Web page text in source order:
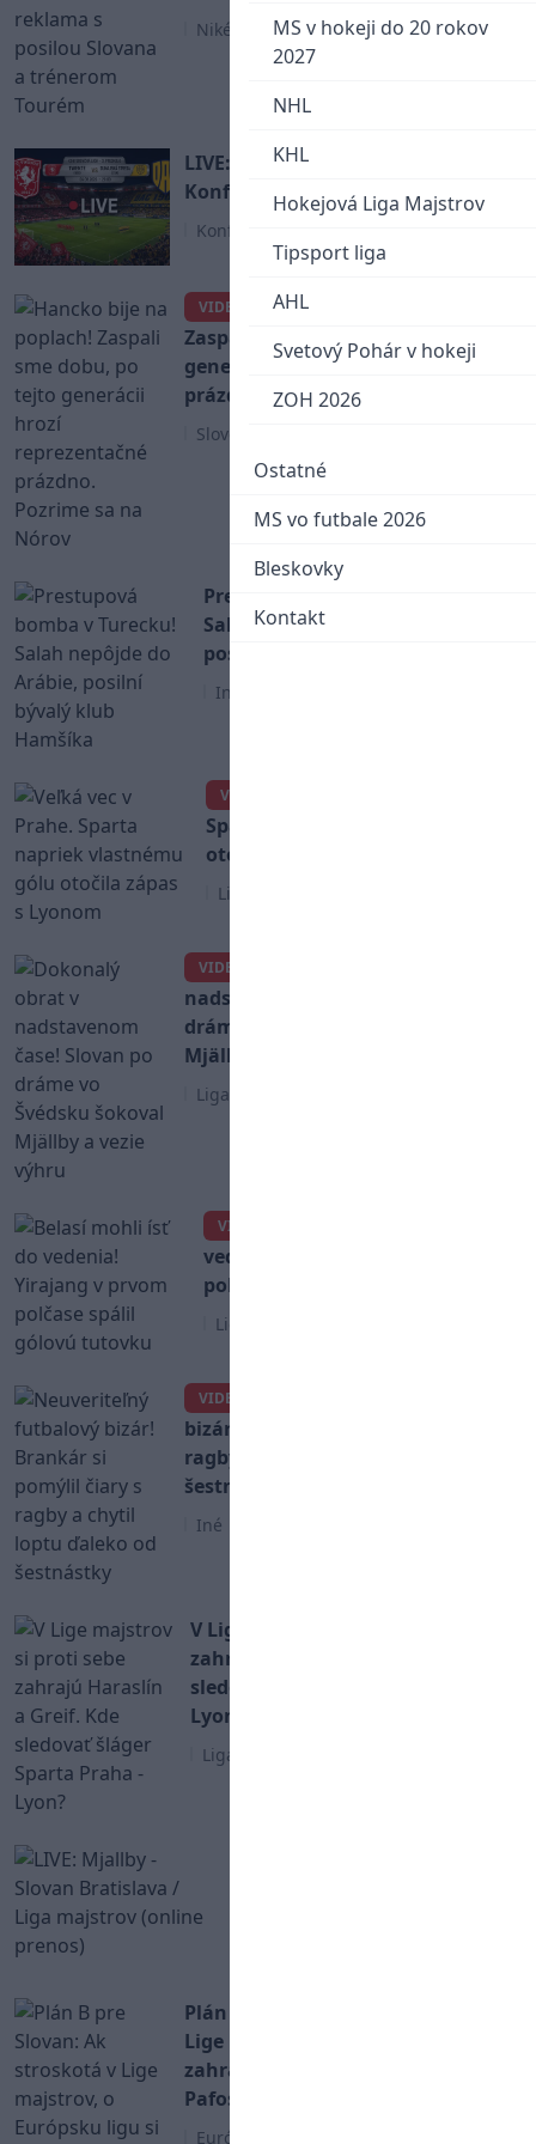
MS v hokeji do 20 rokov
2027
NHL
KHL
Hokejová Liga Majstrov
Tipsport liga
AHL
Svetový Pohár v hokeji
ZOH 2026
Ostatné
MS vo futbale 2026
Bleskovky
Kontakt
Niké Liga
LIVE: Twente - Dunajská Streda /
Konferenčná liga (online prenos)
Konferenčná liga
VIDEO
Hancko bije na poplach!
Zaspali sme dobu, po tejto
generácii hrozí reprezentačné
prázdno. Pozrime sa na Nórov
Slovenský futbal
Prestupová bomba v Turecku!
Salah nepôjde do Arábie,
posilní bývalý klub Hamšíka
Iné
VIDEO
Sparta napriek vlastnému gólu
otočila zápas s Lyonom
Liga Majstrov
VIDEO
nadstavenom čase! Slovan po
dráme vo Švédsku šokoval
Mjällby a vezie výhru
Liga Majstrov
VIDEO
vedenia! Yirajang v prvom
polčase spálil gólovú tutovku
Liga Majstrov
VIDEO
bizár! Brankár si pomýlil čiary s
ragby a chytil loptu ďaleko od
šestnástky
Iné
V Lige majstrov si proti sebe
zahrajú Haraslín a Greif. Kde
sledovať šláger Sparta Praha -
Lyon?
Liga Majstrov
Plán B pre Slovan: Ak stroskotá v
Lige majstrov, o Európsku ligu si
zahrá proti Salzburgu alebo
Pafosu
Európska Liga